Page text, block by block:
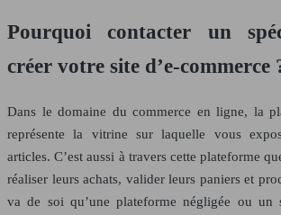
Pourquoi contacter un
créer votre site d’e-commerce
Dans le domaine du commerce en ligne, la
représente la vitrine sur laquelle vous
articles. C’est aussi à travers cette plateforme
réaliser leurs achats, valider leurs paniers et
va de soi qu’une plateforme négligée ou un